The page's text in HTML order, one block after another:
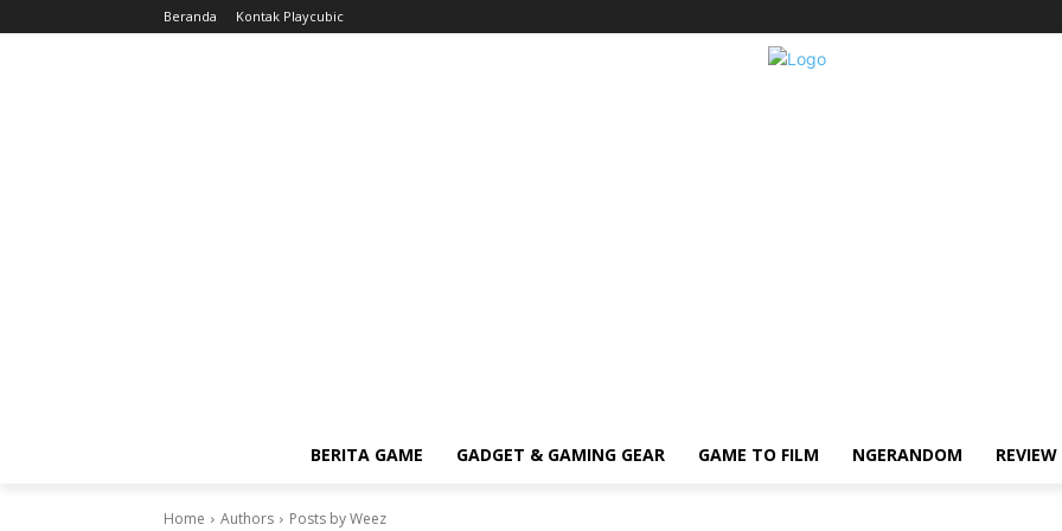
Beranda Kontak Playcubic
BERITA GAME GADGET & GAMING GEAR GAME TO FILM NGERANDOM REVIEW
Home Authors Posts by Weez